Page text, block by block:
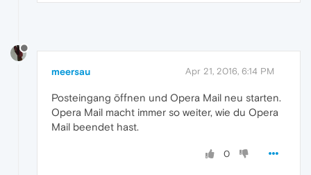
meersau Apr 21, 2016, 6:14 PM
Posteingang öffnen und Opera Mail neu starten.
Opera Mail macht immer so weiter, wie du Opera
Mail beendet hast.
0